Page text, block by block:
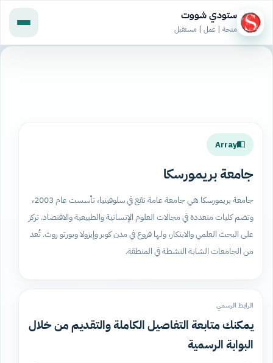
ستودي شووت
منحة | عمل | مستقبل
Array
جامعة بريمورسكا
جامعة بريمورسكا هي جامعة عامة تقع في سلوفينيا، تأسست عام 2003،
وتضم كليات متعددة في مجالات العلوم الإنسانية والطبيعية والاقتصاد. تركز
على البحث العلمي والابتكار، ولها فروع في مدن كوبر وإيزولا وبورتو روث. تُعد
من الجامعات الشابة النشطة في المنطقة.
الرابط الرسمي
يمكنك متابعة التفاصيل الكاملة والتقديم من خلال
البوابة الرسمية